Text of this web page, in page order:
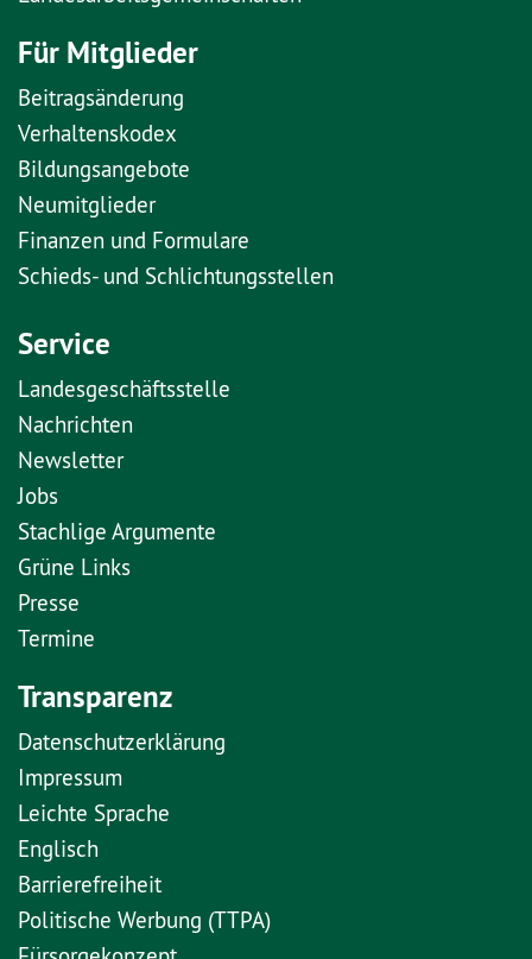
Für Mitglieder
Beitragsänderung
Verhaltenskodex
Bildungsangebote
Neumitglieder
Finanzen und Formulare
Schieds- und Schlichtungsstellen
Service
Landesgeschäftsstelle
Nachrichten
Newsletter
Jobs
Stachlige Argumente
Grüne Links
Presse
Termine
Transparenz
Datenschutzerklärung
Impressum
Leichte Sprache
Englisch
Barrierefreiheit
Politische Werbung (TTPA)